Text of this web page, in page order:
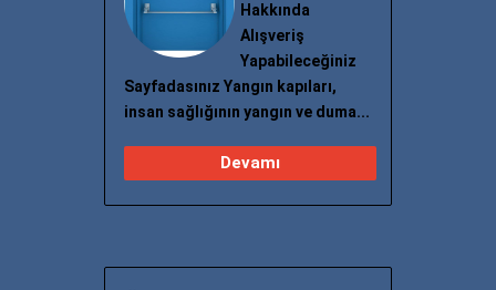
Hakkında
Alışveriş
Yapabileceğiniz
Sayfadasınız Yangın kapıları,
insan sağlığının yangın ve duma...
Devamı